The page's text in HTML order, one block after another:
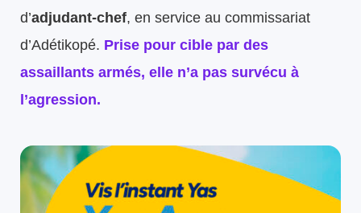
d’adjudant-chef, en service au commissariat
d’Adétikopé. Prise pour cible par des
assaillants armés, elle n’a pas survécu à
l’agression.